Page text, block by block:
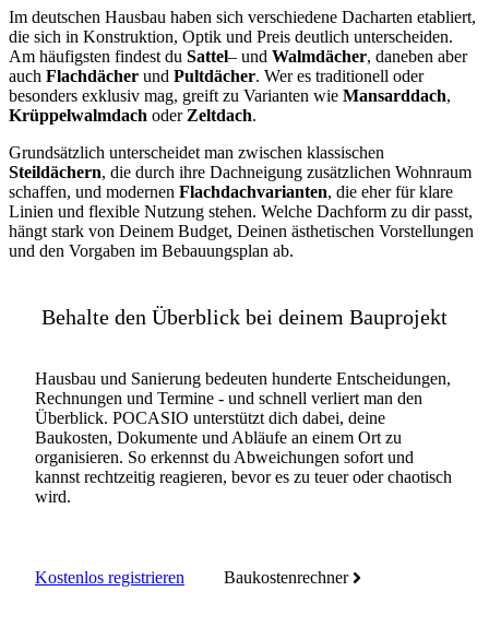
Im deutschen Hausbau haben sich verschiedene Dacharten etabliert,
die sich in Konstruktion, Optik und Preis deutlich unterscheiden.
Am häufigsten findest du Sattel– und Walmdächer, daneben aber
auch Flachdächer und Pultdächer. Wer es traditionell oder
besonders exklusiv mag, greift zu Varianten wie Mansarddach,
Krüppelwalmdach oder Zeltdach.
Grundsätzlich unterscheidet man zwischen klassischen
Steildächern, die durch ihre Dachneigung zusätzlichen Wohnraum
schaffen, und modernen Flachdachvarianten, die eher für klare
Linien und flexible Nutzung stehen. Welche Dachform zu dir passt,
hängt stark von Deinem Budget, Deinen ästhetischen Vorstellungen
und den Vorgaben im Bebauungsplan ab.
Behalte den Überblick bei deinem Bauprojekt
Hausbau und Sanierung bedeuten hunderte Entscheidungen,
Rechnungen und Termine - und schnell verliert man den
Überblick. POCASIO unterstützt dich dabei, deine
Baukosten, Dokumente und Abläufe an einem Ort zu
organisieren. So erkennst du Abweichungen sofort und
kannst rechtzeitig reagieren, bevor es zu teuer oder chaotisch
wird.
Kostenlos registrieren Baukostenrechner